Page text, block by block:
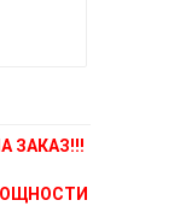
ЗАКАЗ!!!